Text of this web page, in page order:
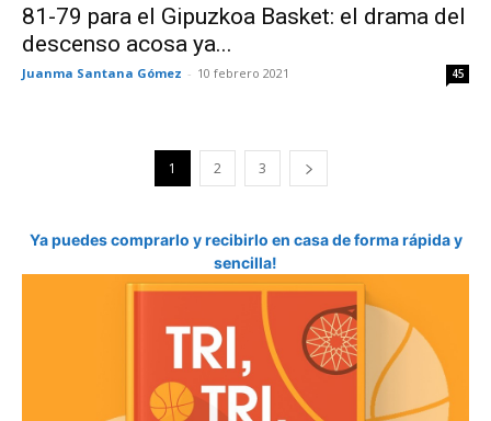
81-79 para el Gipuzkoa Basket: el drama del
descenso acosa ya...
Juanma Santana Gómez - 10 febrero 2021 45
1 2 3
Ya puedes comprarlo y recibirlo en casa de forma rápida y
sencilla!